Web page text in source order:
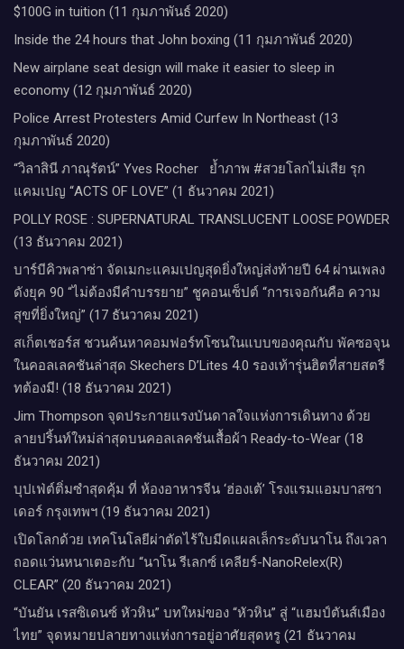
$100G in tuition (11 กุมภาพันธ์ 2020)
Inside the 24 hours that John boxing (11 กุมภาพันธ์ 2020)
New airplane seat design will make it easier to sleep in
economy (12 กุมภาพันธ์ 2020)
Police Arrest Protesters Amid Curfew In Northeast (13
กุมภาพันธ์ 2020)
“วิลาสินี ภาณุรัตน์” Yves Rocher​ ย้ำภาพ #สวยโลกไม่เสีย รุก
แคมเปญ “ACTS OF LOVE” (1 ธันวาคม 2021)
POLLY ROSE : SUPERNATURAL TRANSLUCENT LOOSE POWDER
(13 ธันวาคม 2021)
บาร์บีคิวพลาซ่า จัดเมกะแคมเปญสุดยิ่งใหญ่ส่งท้ายปี 64 ผ่านเพลง
ดังยุค 90 “ไม่ต้องมีคำบรรยาย” ชูคอนเซ็ปต์ “การเจอกันคือ ความ
สุขที่ยิ่งใหญ่” (17 ธันวาคม 2021)
สเก็ตเชอร์ส ชวนค้นหาคอมฟอร์ทโซนในแบบของคุณกับ พัคซอจุน
ในคอลเลคชันล่าสุด Skechers D’Lites 4.0 รองเท้ารุ่นฮิตที่สายสตรี
ทต้องมี! (18 ธันวาคม 2021)
Jim Thompson จุดประกายแรงบันดาลใจแห่งการเดินทาง ด้วย
ลายปริ้นท์ใหม่ล่าสุดบนคอลเลคชันเสื้อผ้า Ready-to-Wear (18
ธันวาคม 2021)
บุปเฟ่ต์ติ่มซำสุดคุ้ม ที่ ห้อง​อาหารจีน​ ‘ฮ่องเต้’ โรงแรม​แอม​บาส​ซา​
เดอร์​ กรุงเทพฯ​ (19 ธันวาคม 2021)
เปิดโลกด้วย เทคโนโลยีผ่าตัดไร้ใบมีดแผลเล็กระดับนาโน ถึงเวลา
ถอดแว่นหนาเตอะกับ “นาโน รีเลกซ์ เคลียร์-NanoRelex(R)
CLEAR” (20 ธันวาคม 2021)
“บันยัน เรสซิเดนซ์ หัวหิน” บทใหม่ของ “หัวหิน” สู่ “แฮมป์ตันส์เมือง
ไทย” จุดหมายปลายทางแห่งการอยู่อาศัยสุดหรู (21 ธันวาคม